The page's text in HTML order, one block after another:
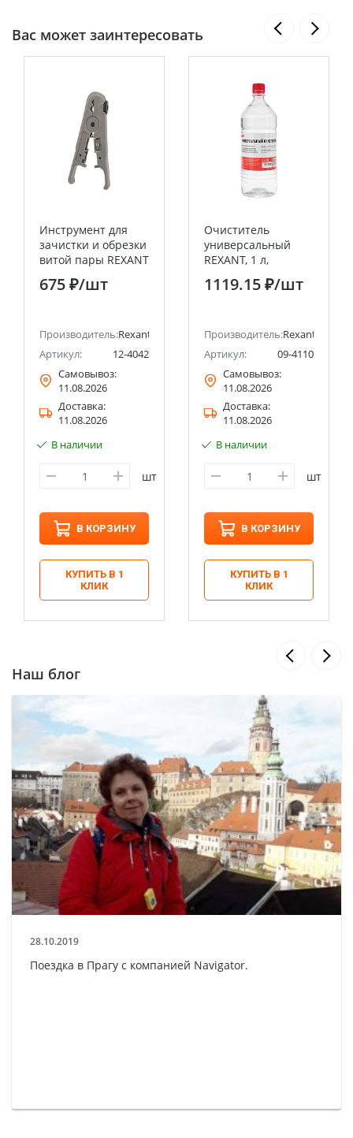
Вас может заинтересовать
Инструмент для
зачистки и обрезки
витой пары REXANT
HT-S-501B
675 ₽/шт
Производитель:Rexant
Артикул:
12-4042
Самовывоз:
11.08.2026
Доставка:
11.08.2026
В наличии
шт
В КОРЗИНУ
КУПИТЬ В 1
КЛИК
Очиститель
универсальный
REXANT, 1 л,
(Абсолютированный
99,7%)
1119.15 ₽/шт
Производитель:Rexant
Артикул:
09-4110
Самовывоз:
11.08.2026
Доставка:
11.08.2026
В наличии
шт
В КОРЗИНУ
КУПИТЬ В 1
КЛИК
Наш блог
28.10.2019
Поездка в Прагу с компанией Navigator.